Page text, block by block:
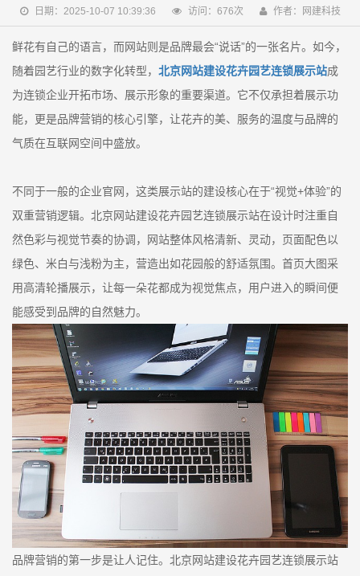
日期：2025-10-07 10:39:36 访问： 676次 作者：网建科技
鲜花有自己的语言，而网站则是品牌最会“说话”的一张名片。如今，
随着园艺行业的数字化转型， 北京网站建设花卉园艺连锁展示站成
为连锁企业开拓市场、展示形象的重要渠道。它不仅承担着展示功
能，更是品牌营销的核心引擎，让花卉的美、服务的温度与品牌的
气质在互联网空间中盛放。
不同于一般的企业官网，这类展示站的建设核心在于“视觉+体验”的
双重营销逻辑。北京网站建设花卉园艺连锁展示站在设计时注重自
然色彩与视觉节奏的协调，网站整体风格清新、灵动，页面配色以
绿色、米白与浅粉为主，营造出如花园般的舒适氛围。首页大图采
用高清轮播展示，让每一朵花都成为视觉焦点，用户进入的瞬间便
能感受到品牌的自然魅力。
品牌营销的第一步是让人记住。北京网站建设花卉园艺连锁展示站